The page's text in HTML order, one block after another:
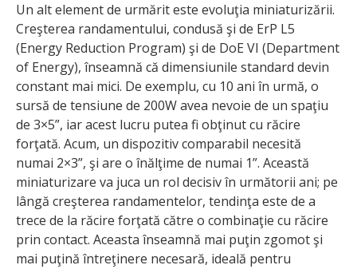
Un alt element de urmărit este evoluţia miniaturizării.
Creşterea randamentului, condusă şi de ErP L5
(Energy Reduction Program) şi de DoE VI (Department
of Energy), înseamnă că dimensiunile standard devin
constant mai mici. De exemplu, cu 10 ani în urmă, o
sursă de tensiune de 200W avea nevoie de un spaţiu
de 3×5”, iar acest lucru putea fi obţinut cu răcire
forţată. Acum, un dispozitiv comparabil necesită
numai 2×3”, şi are o înălţime de numai 1”. Această
miniaturizare va juca un rol decisiv în următorii ani; pe
lângă creşterea randamentelor, tendinţa este de a
trece de la răcire forţată către o combinaţie cu răcire
prin contact. Aceasta înseamnă mai puţin zgomot şi
mai puţină întreţinere necesară, ideală pentru